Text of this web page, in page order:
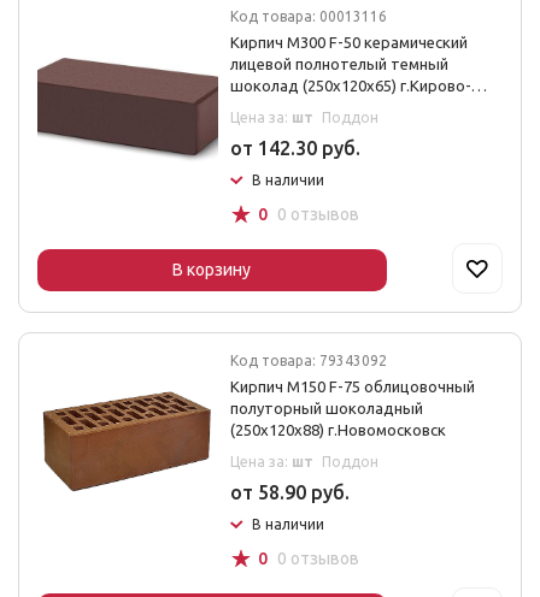
Код товара: 00013116
Кирпич М300 F-50 керамический
лицевой полнотелый темный
шоколад (250х120х65) г.Кирово-
Цена за: шт Поддон
от 142.30 руб.
В наличии
☆ 0 0 отзывов
В корзину
Код товара: 79343092
Кирпич М150 F-75 облицовочный
полуторный шоколадный
(250х120х88) г.Новомосковск
Цена за: шт Поддон
от 58.90 руб.
В наличии
☆ 0 0 отзывов